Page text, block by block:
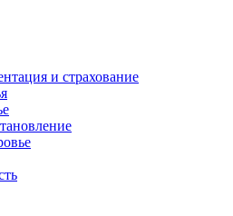
и страхование